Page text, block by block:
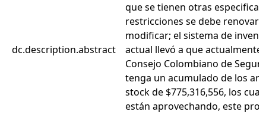
dc.description.abstract
que se tienen otras
restricciones se debe renovar
modificar; el sistema de
actual llevó a que actualmente
Consejo Colombiano de
tenga un acumulado de los
stock de $775,316,556, los
están aprovechando, este